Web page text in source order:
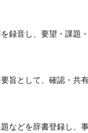
録音し、要望・課題
旨として、確認・共
などを辞書登録し、